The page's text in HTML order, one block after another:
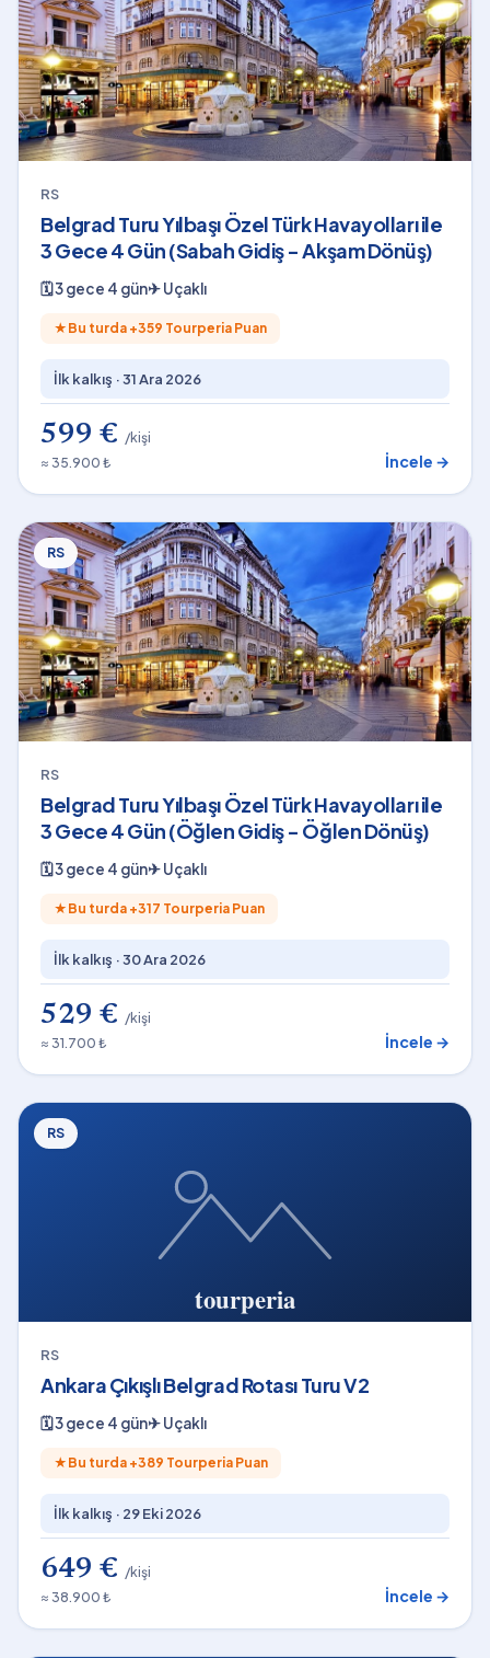
RS
Belgrad Turu Yılbaşı Özel Türk Havayolları ile
3 Gece 4 Gün (Sabah Gidiş - Akşam Dönüş)
🗓3 gece 4 gün✈Uçaklı
★ Bu turda +359 Tourperia Puan
İlk kalkış ·31 Ara 2026
599 € /kişi
≈ 35.900 ₺
İncele →
RS
RS
Belgrad Turu Yılbaşı Özel Türk Havayolları ile
3 Gece 4 Gün (Öğlen Gidiş - Öğlen Dönüş)
🗓3 gece 4 gün✈Uçaklı
★ Bu turda +317 Tourperia Puan
İlk kalkış ·30 Ara 2026
529 € /kişi
≈ 31.700 ₺
İncele →
RS
RS
Ankara Çıkışlı Belgrad Rotası Turu V2
🗓3 gece 4 gün✈Uçaklı
★ Bu turda +389 Tourperia Puan
İlk kalkış · 29 Eki 2026
649 € /kişi
≈ 38.900 ₺
İncele →